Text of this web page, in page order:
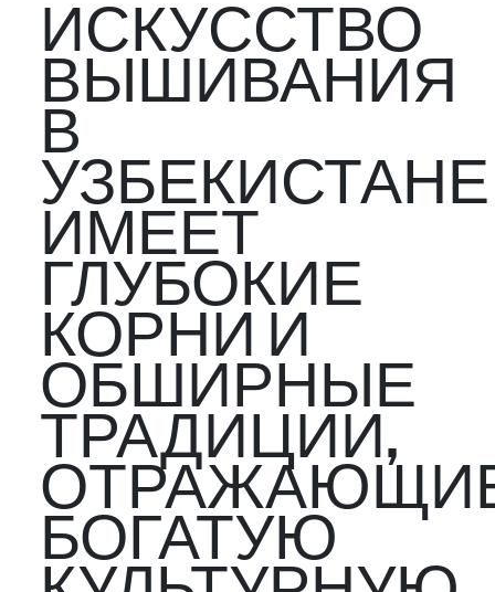
ИСКУССТВО
ВЫШИВАНИЯ
В
УЗБЕКИСТАНЕ
ИМЕЕТ
ГЛУБОКИЕ
КОРНИ И
ОБШИРНЫЕ
ТРАДИЦИИ,
БОГАТУЮ